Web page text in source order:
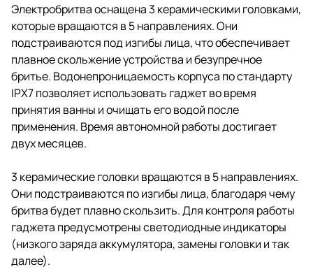
Электробритва оснащена 3 керамическими головками,
которые вращаются в 5 направлениях. Они
подстраиваются под изгибы лица, что обеспечивает
плавное скольжение устройства и безупречное
бритье. Водонепроницаемость корпуса по стандарту
IPX7 позволяет использовать гаджет во время
принятия ванны и очищать его водой после
применения. Время автономной работы достигает
двух месяцев.
3 керамические головки вращаются в 5 направлениях.
Они подстраиваются по изгибы лица, благодаря чему
бритва будет плавно скользить. Для контроля работы
гаджета предусмотрены светодиодные индикаторы
(низкого заряда аккумулятора, замены головки и так
далее).